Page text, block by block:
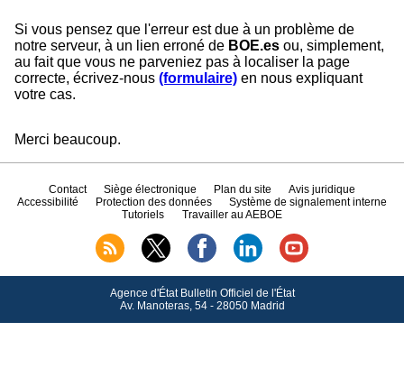
Si vous pensez que l'erreur est due à un problème de
notre serveur, à un lien erroné de BOE.es ou, simplement,
au fait que vous ne parveniez pas à localiser la page
correcte, écrivez-nous (formulaire) en nous expliquant
votre cas.
Merci beaucoup.
Contact Siège électronique Plan du site
Avis juridique
Accessibilité
Protection des données
Système de signalement interne
Tutoriels
Travailler au AEBOE
Agence d'État Bulletin Officiel de l'État
Av.Manoteras, 54 - 28050 Madrid